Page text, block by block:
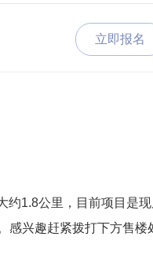
立即报名
约1.8公里，目前项目是
感兴趣赶紧拨打下方售楼